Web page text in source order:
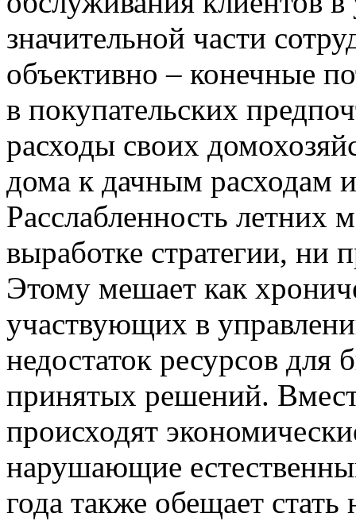
значительной части
объективно – конечные
в покупательских
расходы своих
дома к дачным расходам
Расслабленность летних
выработке стратегии,
Этому мешает как
участвующих в
недостаток ресурсов для
принятых решений.
происходят
нарушающие
года также обещает